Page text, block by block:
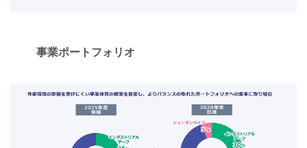
事業ポートフォリオ